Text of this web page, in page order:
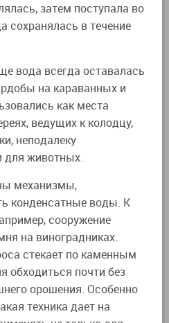
затем поступала во
сохранялась в течение
вода всегда оставалась
на караванных и
как места
ведущих к колодцу,
неподалеку
для животных.
механизмы,
конденсатные воды. К
сооружение
на виноградниках.
стекает по каменным
обходиться почти без
орошения. Особенно
техника дает на